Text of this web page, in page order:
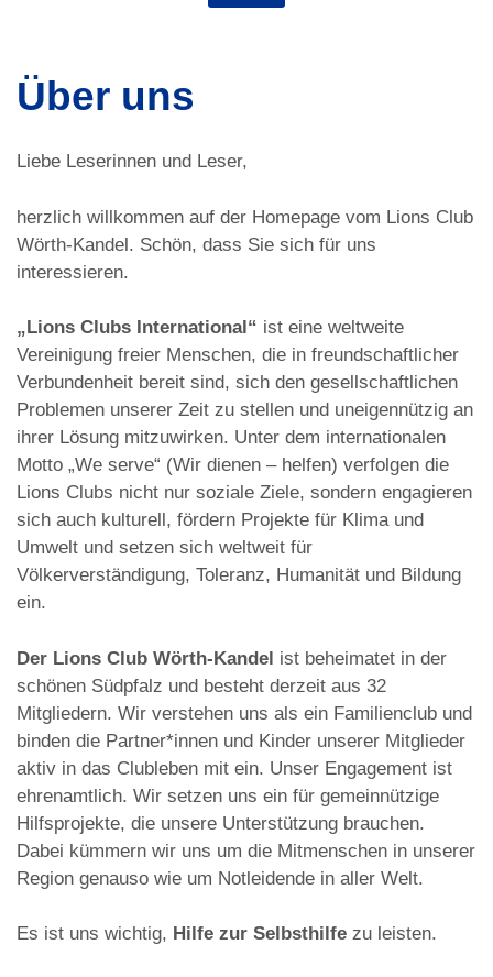
Über uns
Liebe Leserinnen und Leser,
herzlich willkommen auf der Homepage vom Lions Club
Wörth-Kandel. Schön, dass Sie sich für uns
interessieren.
„Lions Clubs International“ ist eine weltweite
Vereinigung freier Menschen, die in freundschaftlicher
Verbundenheit bereit sind, sich den gesellschaftlichen
Problemen unserer Zeit zu stellen und uneigennützig an
ihrer Lösung mitzuwirken. Unter dem internationalen
Motto „We serve“ (Wir dienen – helfen) verfolgen die
Lions Clubs nicht nur soziale Ziele, sondern engagieren
sich auch kulturell, fördern Projekte für Klima und
Umwelt und setzen sich weltweit für
Völkerverständigung, Toleranz, Humanität und Bildung
ein.
Der Lions Club Wörth-Kandel ist beheimatet in der
schönen Südpfalz und besteht derzeit aus 32
Mitgliedern. Wir verstehen uns als ein Familienclub und
binden die Partner*innen und Kinder unserer Mitglieder
aktiv in das Clubleben mit ein. Unser Engagement ist
ehrenamtlich. Wir setzen uns ein für gemeinnützige
Hilfsprojekte, die unsere Unterstützung brauchen.
Dabei kümmern wir uns um die Mitmenschen in unserer
Region genauso wie um Notleidende in aller Welt.
Es ist uns wichtig, Hilfe zur Selbsthilfe zu leisten.